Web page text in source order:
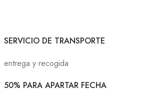
SERVICIO DE TRANSPORTE
entrega y recogida
50% PARA APARTAR FECHA